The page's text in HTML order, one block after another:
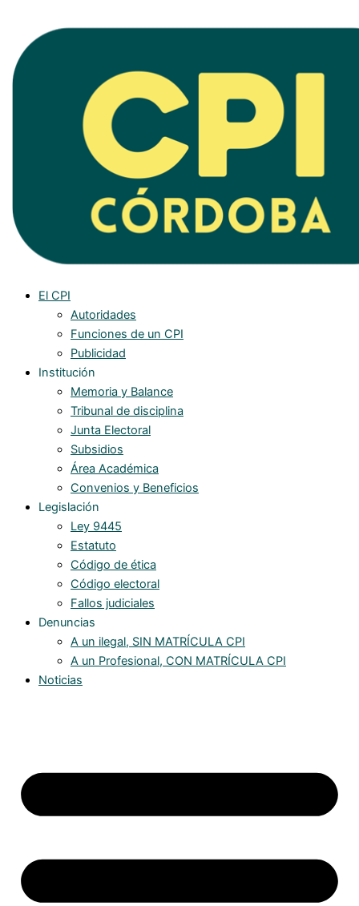
contenido
El CPI
Autoridades
Funciones de un CPI
Publicidad
Institución
Memoria y Balance
Tribunal de disciplina
Junta Electoral
Subsidios
Área Académica
Convenios y Beneficios
Legislación
Ley 9445
Estatuto
Código de ética
Código electoral
Fallos judiciales
Denuncias
A un ilegal, SIN MATRÍCULA CPI
A un Profesional, CON MATRÍCULA CPI
Noticias